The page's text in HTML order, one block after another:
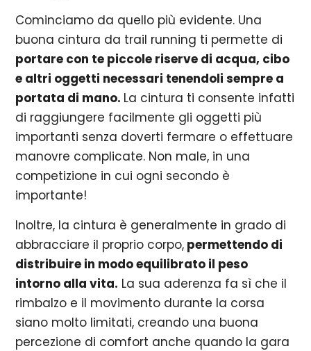
Cominciamo da quello più evidente. Una
buona cintura da trail running ti permette di
portare con te piccole riserve di acqua, cibo
e altri oggetti necessari tenendoli sempre a
portata di mano. La cintura ti consente infatti
di raggiungere facilmente gli oggetti più
importanti senza doverti fermare o effettuare
manovre complicate. Non male, in una
competizione in cui ogni secondo è
importante!
Inoltre, la cintura è generalmente in grado di
abbracciare il proprio corpo, permettendo di
distribuire in modo equilibrato il peso
intorno alla vita. La sua aderenza fa sì che il
rimbalzo e il movimento durante la corsa
siano molto limitati, creando una buona
percezione di comfort anche quando la gara